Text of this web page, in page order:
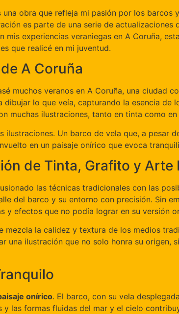
una obra que refleja mi pasión por los barcos
es parte de una serie de
mis experiencias veraniegas en A Coruña,
que realicé en mi juventud.
A Coruña
muchos veranos en A Coruña, una ciudad
lo que veía, capturando la esencia
muchas ilustraciones, tanto en tinta como
ilustraciones. Un barco de vela que, a pesar
en un paisaje onírico que evoca
de Tinta, Grafito y Arte
las técnicas tradicionales con las
del barco y su entorno con precisión. Sin
y efectos que no podía lograr en su versión
mezcla la calidez y textura de los medios
una ilustración que no solo honra su origen,
onírico. El barco, con su vela
y las formas fluidas del mar y el cielo